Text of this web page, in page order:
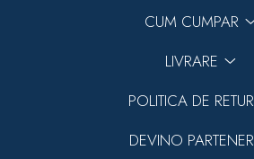
CUM CUMPAR
LIVRARE
POLITICA DE RETUR
DEVINO PARTENER